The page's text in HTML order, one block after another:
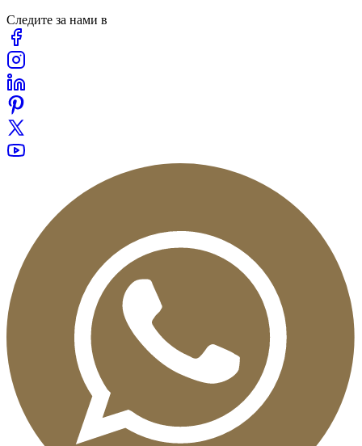
Следите за нами в